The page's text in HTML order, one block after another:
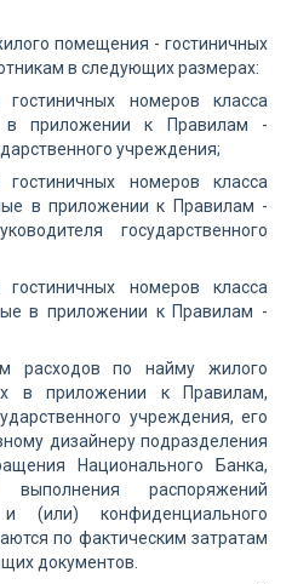
помещения - гостиничных
в следующих размерах:
номеров класса
в приложении к Правилам -
учреждения;
номеров класса
в приложении к Правилам -
государственного
номеров класса
в приложении к Правилам -
расходов по найму жилого
в приложении к Правилам,
учреждения, его
дизайнеру подразделения
Национального Банка,
распоряжений
(или) конфиденциального
по фактическим затратам
документов.